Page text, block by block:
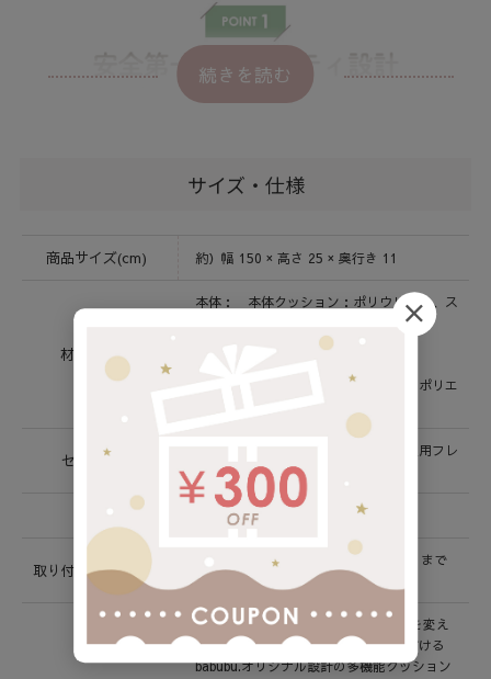
続きを読む
サイズ・仕様
商品サイズ(cm) 約）幅 150 × 高さ 25 × 奥行き 11
材質 / 素材
本体： 本体クッション：ポリウレタン、ス
カバー：ポリエステル100%
固定用プレート＆ベルト：スチール、ポリエ
セット内容
本体クッション×１、カバー×１、固定用フレ
ーム×2
取り付け可能サイズ
キングサイズベッドの幅（約180cm）まで
マットレス厚み 約15～25cm
FLEXIBLEフレキシブル（柔軟）に形を変え
ながら様々な用途で長くお使いいただける
babubu.オリジナル設計の多機能クッション